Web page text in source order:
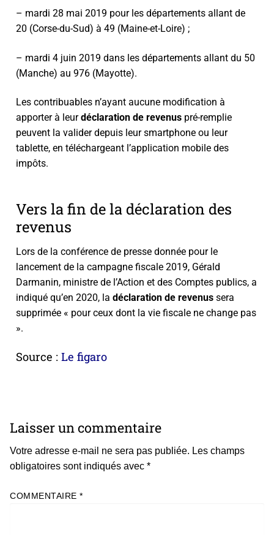
– mardi 28 mai 2019 pour les départements allant de
20 (Corse-du-Sud) à 49 (Maine-et-Loire) ;
– mardi 4 juin 2019 dans les départements allant du 50
(Manche) au 976 (Mayotte).
Les contribuables n’ayant aucune modification à
apporter à leurdéclaration de revenus pré-remplie
peuvent la valider depuis leur smartphone ou leur
tablette, en téléchargeant l’application mobile des
impôts.
Vers la fin de la déclaration des
revenus
Lors de la conférence de presse donnée pour le
lancement de la campagne fiscale 2019, Gérald
Darmanin, ministre de l’Action et des Comptes publics, a
indiqué qu’en 2020, la déclaration de revenus sera
supprimée « pour ceux dont la vie fiscale ne change pas
».
Source : Le figaro
Laisser un commentaire
Votre adresse e-mail ne sera pas publiée. Les champs
obligatoires sont indiqués avec *
COMMENTAIRE *